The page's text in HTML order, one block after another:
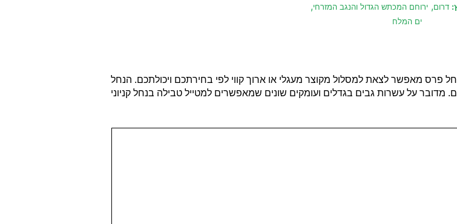
דרום, ירוחם המכתש הגדול והנגב המזרחי,
ים המלח
פרס מאפשר לצאת למסלול מקוצר מעגלי או ארוך קווי לפי בחירתכם ויכולתכם. הנחל
על עשרות גבים בגדלים ועומקים שונים שמאפשרים למטייל טבילה בנחל קניוני